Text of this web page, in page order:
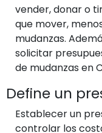
vender, donar o
que mover,
mudanzas.
solicitar
de mudanzas en
Define un
Establecer un
controlar los